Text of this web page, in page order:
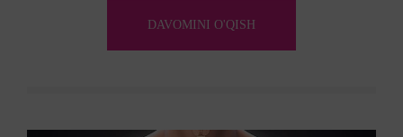
biron bir usuli bormi?DAVOMINI O'QISH